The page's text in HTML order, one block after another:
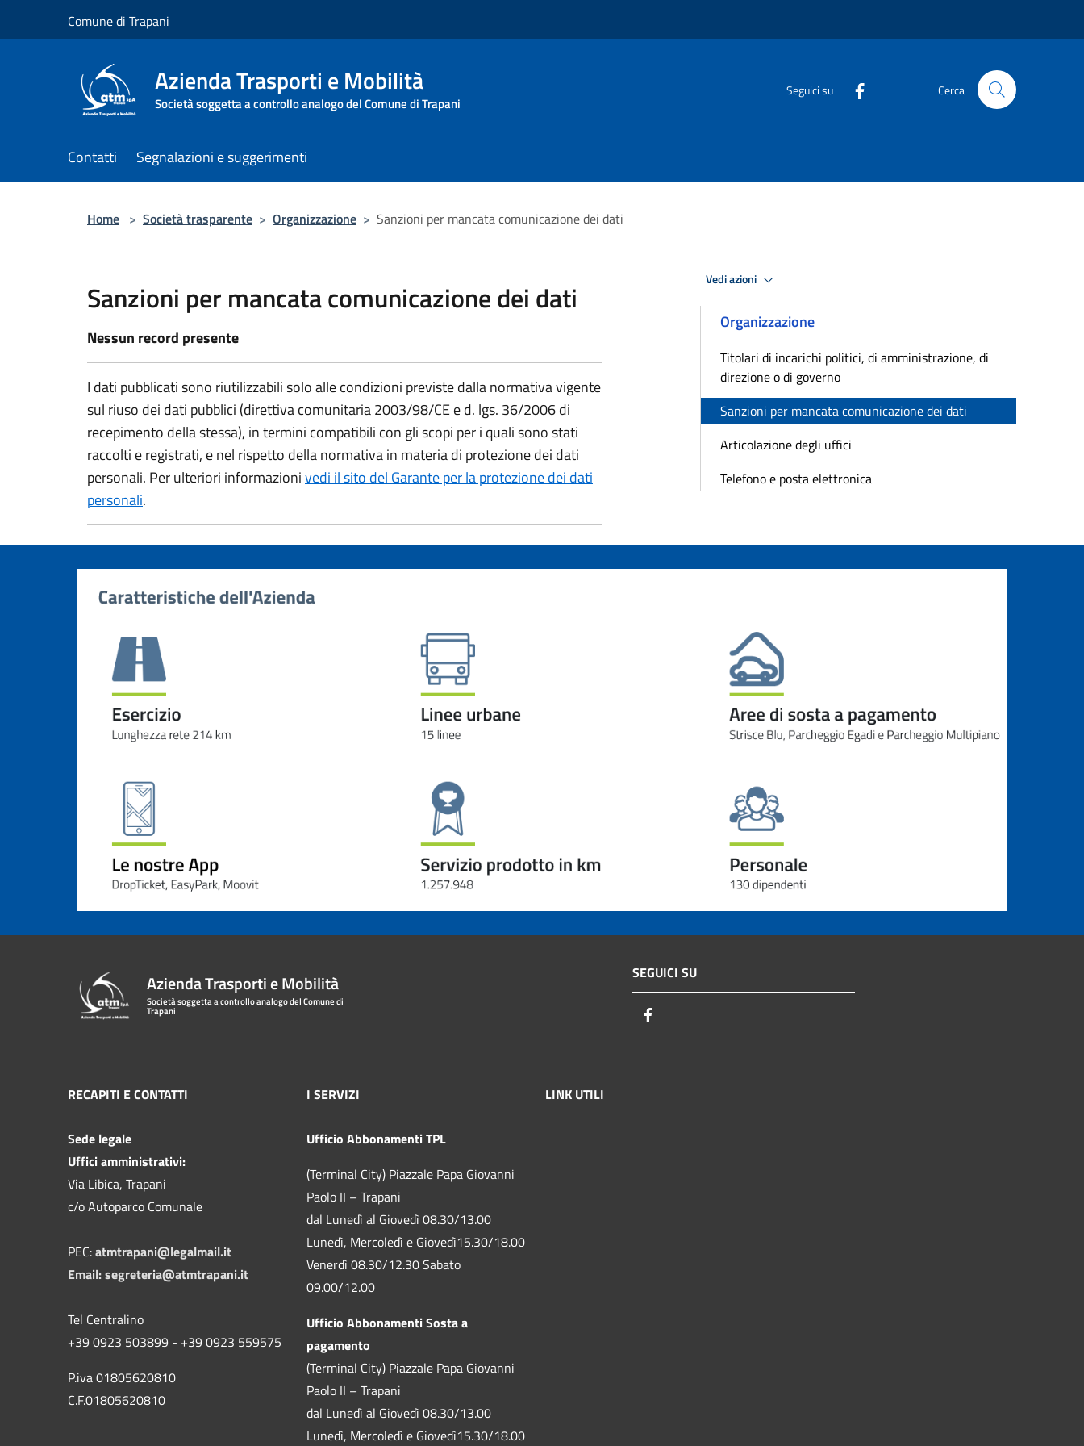
Comune di Trapani
Azienda Trasporti e Mobilità
Società soggetta a controllo analogo del Comune di Trapani
Seguici su Cerca
Contatti Segnalazioni e suggerimenti
Home > Società trasparente > Organizzazione > Sanzioni per mancata comunicazione dei dati
Sanzioni per mancata comunicazione dei dati
Nessun record presente
I dati pubblicati sono riutilizzabili solo alle condizioni previste dalla normativa vigente
sul riuso dei dati pubblici (direttiva comunitaria 2003/98/CE e d. lgs. 36/2006 di
recepimento della stessa), in termini compatibili con gli scopi per i quali sono stati
raccolti e registrati, e nel rispetto della normativa in materia di protezione dei dati
personali. Per ulteriori informazionivedi il sito del Garante per la protezione dei dati
personali.
Vedi azioni
Organizzazione
Titolari di incarichi politici, di amministrazione, di
direzione o di governo
Sanzioni per mancata comunicazione dei dati
Articolazione degli uffici
Telefono e posta elettronica
Azienda Trasporti e Mobilità
Società soggetta a controllo analogo del Comune di
Trapani
SEGUICI SU
RECAPITI E CONTATTI
Sede legale
Uffici amministrativi:
Via Libica, Trapani
c/o Autoparco Comunale
PEC:atmtrapani@legalmail.it
Email:segreteria@atmtrapani.it
Tel Centralino
+39 0923 503899 - +39 0923 559575
P.iva 01805620810
C.F.01805620810
I SERVIZI
Ufficio Abbonamenti TPL
(Terminal City) Piazzale Papa Giovanni
Paolo II – Trapani
dal Lunedì al Giovedì 08.30/13.00
Lunedì, Mercoledì e Giovedì15.30/18.00
Venerdì 08.30/12.30 Sabato
09.00/12.00
Ufficio Abbonamenti Sosta a
pagamento
(Terminal City) Piazzale Papa Giovanni
Paolo II – Trapani
dal Lunedì al Giovedì 08.30/13.00
Lunedì, Mercoledì e Giovedì15.30/18.00
LINK UTILI